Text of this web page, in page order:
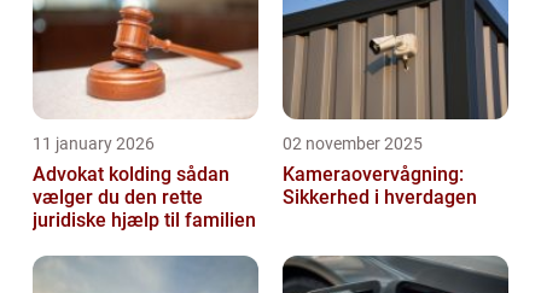
11 january 2026
Advokat kolding sådan
vælger du den rette
juridiske hjælp til familien
02 november 2025
Kameraovervågning:
Sikkerhed i hverdagen